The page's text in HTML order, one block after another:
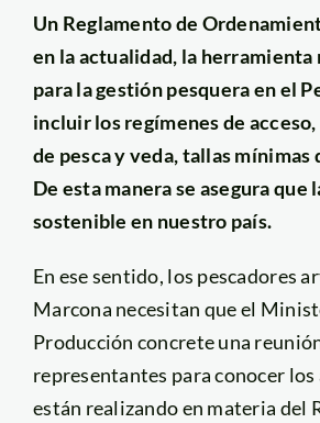
Un Reglamento de
en la actualidad, la herramienta
para la gestión pesquera en el
incluir los regímenes de
de pesca y veda, tallas mínimas
De esta manera se asegura que
sostenible en nuestro país.
En ese sentido, los pescadores
Marcona necesitan que el
Producción concrete una
representantes para conocer los
están realizando en materia del